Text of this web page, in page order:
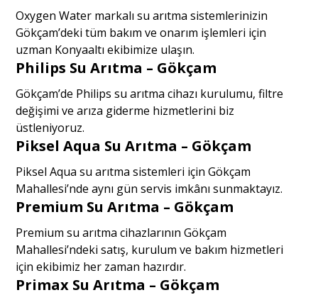
Oxygen Water markalı su arıtma sistemlerinizin
Gökçam’deki tüm bakım ve onarım işlemleri için
uzman Konyaaltı ekibimize ulaşın.
Philips Su Arıtma – Gökçam
Gökçam’de Philips su arıtma cihazı kurulumu, filtre
değişimi ve arıza giderme hizmetlerini biz
üstleniyoruz.
Piksel Aqua Su Arıtma – Gökçam
Piksel Aqua su arıtma sistemleri için Gökçam
Mahallesi’nde aynı gün servis imkânı sunmaktayız.
Premium Su Arıtma – Gökçam
Premium su arıtma cihazlarının Gökçam
Mahallesi’ndeki satış, kurulum ve bakım hizmetleri
için ekibimiz her zaman hazırdır.
Primax Su Arıtma – Gökçam